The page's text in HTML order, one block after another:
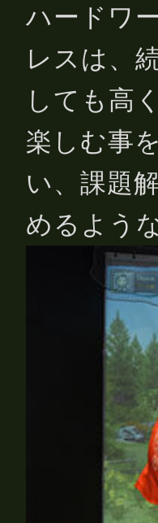
ハードワ
レスは、
しても高
楽しむ事
い、課題
めるよう